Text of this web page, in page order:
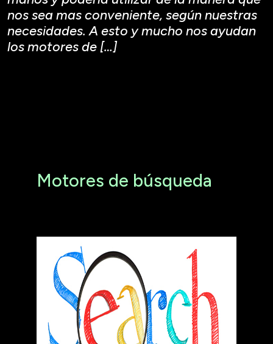
nos sea mas conveniente, según nuestras
necesidades. A esto y mucho nos ayudan
los motores de […]
Motores de búsqueda